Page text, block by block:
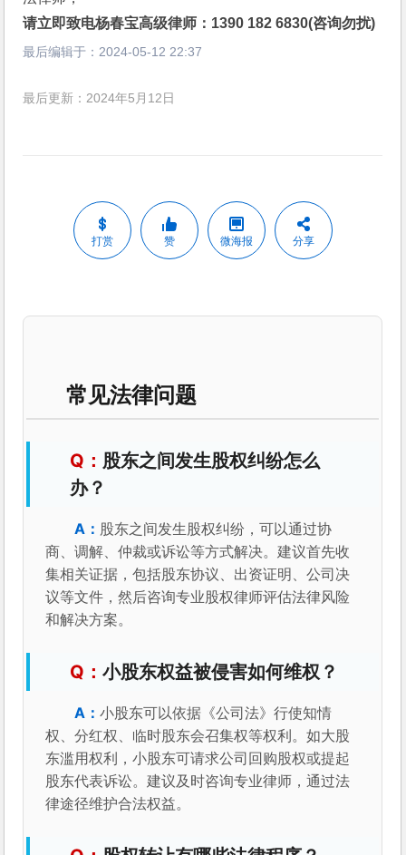
请立即致电杨春宝高级律师：1390 182 6830(咨询勿扰)
最后编辑于： 2024-05-12 22:37
最后更新：2024年5月12日
打赏 赞 微海报 分享
常见法律问题
股东之间发生股权纠纷怎么
办？
股东之间发生股权纠纷，可以通过协
商、调解、仲裁或诉讼等方式解决。建议首先收
集相关证据，包括股东协议、出资证明、公司决
议等文件，然后咨询专业股权律师评估法律风险
和解决方案。
小股东权益被侵害如何维权？
小股东可以依据《公司法》行使知情
权、分红权、临时股东会召集权等权利。如大股
东滥用权利，小股东可请求公司回购股权或提起
股东代表诉讼。建议及时咨询专业律师，通过法
律途径维护合法权益。